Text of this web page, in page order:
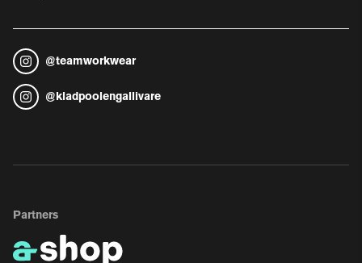
@teamworkwear
@ kladpoolengallivare
Partners